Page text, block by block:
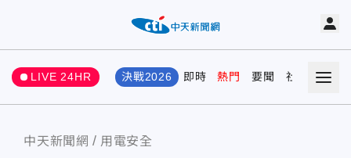
LIVE 24HR 決戰2026 即時 熱門 要聞 社會 娛樂
中天新聞網 用電安全